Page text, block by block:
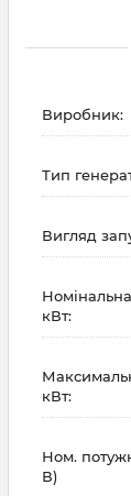
Виробник:
Тип
Вигляд
кВт:
кВт:
Ном.
В)